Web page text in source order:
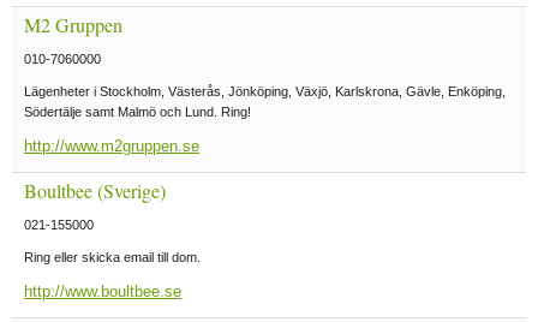
M2 Gruppen
010-7060000
Lägenheter i Stockholm, Västerås, Jönköping, Växjö, Karlskrona, Gävle, Enköping,
Södertälje samt Malmö och Lund. Ring!
http://www.m2gruppen.se
Boultbee (Sverige)
021-155000
Ring eller skicka email till dom.
http://www.boultbee.se